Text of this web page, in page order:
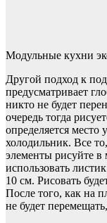
Модульные кухни
Другой подход к
предусматривает
никто не будет
очередь тогда
определяется место
холодильник. Все
элементы рисуйте
использовать
10 см. Рисовать
После того, как на
не будет